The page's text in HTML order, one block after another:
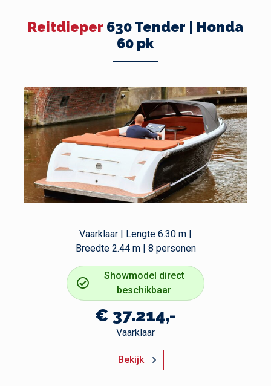
Vaarklaar | Lengte 6.30 m |
Breedte 2.44 m | 8 personen
Showmodel direct
beschikbaar
€ 37.214,-
Vaarklaar
Bekijk
Reitdieper 630 Tender | Honda
60 pk